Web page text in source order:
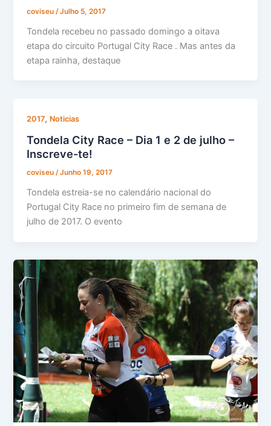
coviseu /Julho 5, 2017
Tondela recebeu no passado domingo a oitava
etapa do circuito Portugal City Race . Mas antes da
etapa rainha, destaque
2017, Noticias
Tondela City Race – Dia 1 e 2 de julho –
Inscreve-te!
coviseu/Junho 19, 2017
Tondela estreia-se no calendário nacional do
Portugal City Race no primeiro fim de semana de
julho de 2017. O evento